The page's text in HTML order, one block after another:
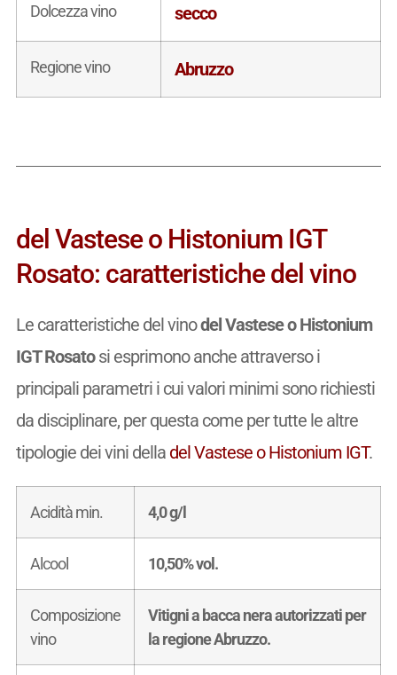
Dolcezza vino secco
Regione vino Abruzzo
del Vastese o Histonium IGT
Rosato: caratteristiche del vino
Le caratteristiche del vinodel Vastese o Histonium
IGT Rosatosi esprimono anche attraverso i
principali parametri i cui valori minimi sono richiesti
da disciplinare, per questa come per tutte le altre
tipologie dei vini della del Vastese o Histonium IGT.
Acidità min. 4,0 g/l
Alcool 10,50% vol.
Composizione
vino
Vitigni a bacca nera autorizzati per
la regione Abruzzo.